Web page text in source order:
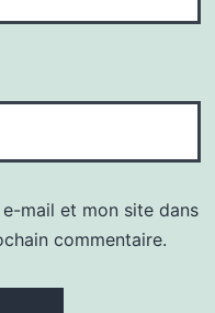
mail et mon site dans
commentaire.